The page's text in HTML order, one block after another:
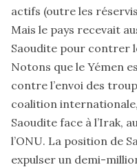
actifs (outre les
Mais le pays recevait
Saoudite pour contrer
Notons que le Yémen
contre l’envoi des
coalition
Saoudite face à l’Irak,
l’ONU. La position de
expulser un demi-